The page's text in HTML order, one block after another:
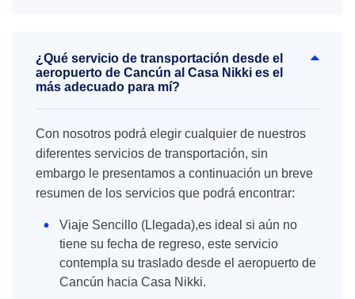
¿Qué servicio de transportación desde el
aeropuerto de Cancún al Casa Nikki es el
más adecuado para mí?
Con nosotros podrá elegir cualquier de nuestros
diferentes servicios de transportación, sin
embargo le presentamos a continuación un breve
resumen de los servicios que podrá encontrar:
Viaje Sencillo (Llegada),es ideal si aún no
tiene su fecha de regreso, este servicio
contempla su traslado desde el aeropuerto de
Cancún hacia Casa Nikki.